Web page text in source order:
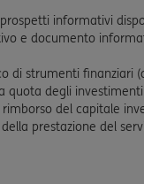
informativi
e documento
di strumenti finanziari
quota degli
del capitale
prestazione del